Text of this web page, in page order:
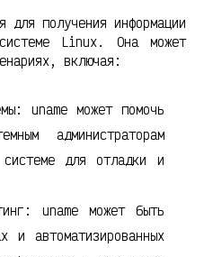
для получения информации
Linux. Она может
включая:
uname может помочь
администраторам
для отладки и
uname может быть
и автоматизированных